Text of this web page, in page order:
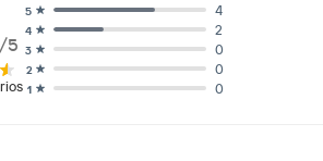
/5
1 0
2 0
3 0
4 2
5 4